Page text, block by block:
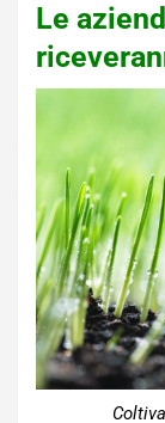
Le